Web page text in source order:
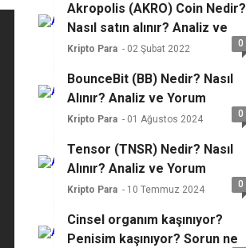
Akropolis (AKRO) Coin Nedir?
Nasıl satın alınır? Analiz ve
yorum
Kripto Para - 02 Şubat 2022 0
BounceBit (BB) Nedir? Nasıl
Alınır? Analiz ve Yorum
Kripto Para - 01 Ağustos 2024 0
Tensor (TNSR) Nedir? Nasıl
Alınır? Analiz ve Yorum
Kripto Para - 10 Temmuz 2024 0
Cinsel organım kaşınıyor?
Penisim kaşınıyor? Sorun ne